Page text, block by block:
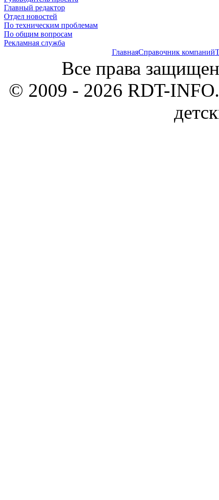
Главный редактор
Отдел новостей
По техническим проблемам
По общим вопросам
Рекламная служба
ГлавнаяСправочник компаний
Все права
© 2009 - 2026 RDT-